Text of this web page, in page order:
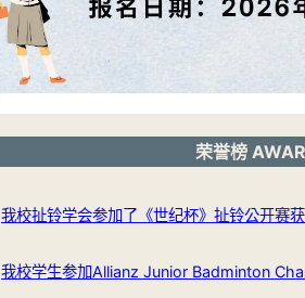
荣誉榜
我校扯铃学会参加了《世纪杯》扯铃公开赛
我校学生参加Allianz Junior Badminton